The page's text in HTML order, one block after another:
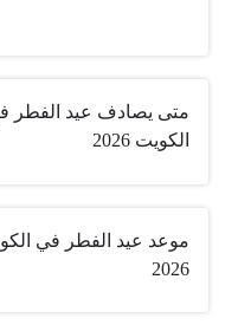
متى يصادف عيد الفطر
الكويت 2026
موعد عيد الفطر في
2026